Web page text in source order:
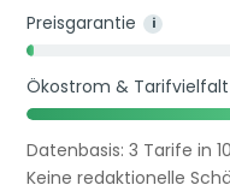
Preisgarantie
i
Ökostrom & Tarifvielfalt
Datenbasis: 3 Tarife in
Keine redaktionelle